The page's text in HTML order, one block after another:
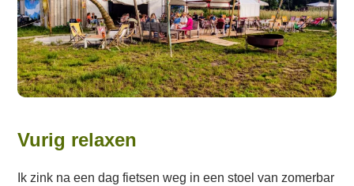
Vurig relaxen
Ik zink na een dag fietsen weg in een stoel van zomerbar